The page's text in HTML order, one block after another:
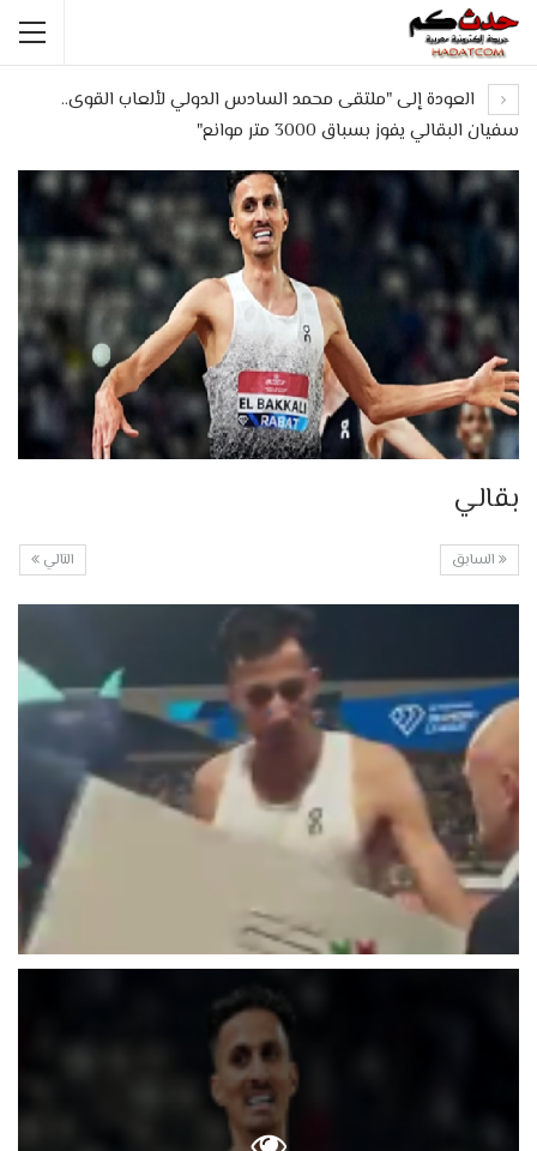
العودة إلى "ملتقى محمد السادس الدولي لألعاب القوى..
سفيان البقالي يفوز بسباق 3000 متر موانع"
بقالي
التالي السابق